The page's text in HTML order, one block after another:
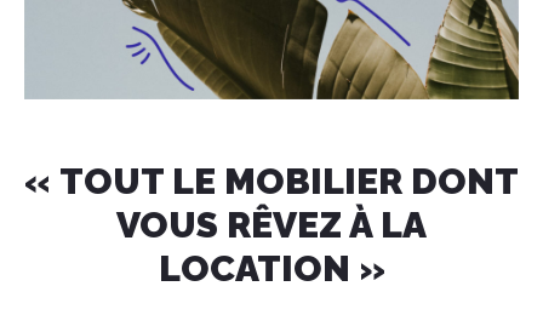
« TOUT LE MOBILIER DONT
VOUS RÊVEZ À LA
LOCATION »